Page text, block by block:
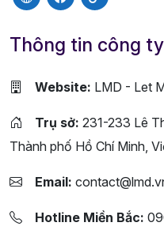
Thông tin công ty
Website: LMD - Let
Trụ sở: 231-233 Lê
Thành phố Hồ Chí Minh,
Email:
Hotline Miền Bắc: